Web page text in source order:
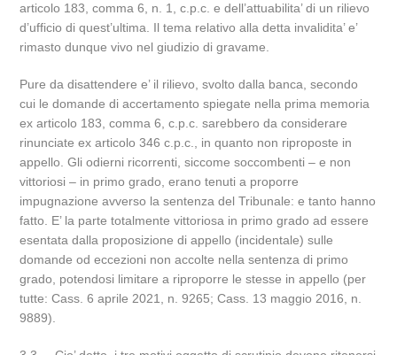
articolo 183, comma 6, n. 1, c.p.c. e dell’attuabilita’ di un rilievo
d’ufficio di quest’ultima. Il tema relativo alla detta invalidita’ e’
rimasto dunque vivo nel giudizio di gravame.
Pure da disattendere e’ il rilievo, svolto dalla banca, secondo
cui le domande di accertamento spiegate nella prima memoria
ex articolo 183, comma 6, c.p.c. sarebbero da considerare
rinunciate ex articolo 346 c.p.c., in quanto non riproposte in
appello. Gli odierni ricorrenti, siccome soccombenti – e non
vittoriosi – in primo grado, erano tenuti a proporre
impugnazione avverso la sentenza del Tribunale: e tanto hanno
fatto. E’ la parte totalmente vittoriosa in primo grado ad essere
esentata dalla proposizione di appello (incidentale) sulle
domande od eccezioni non accolte nella sentenza di primo
grado, potendosi limitare a riproporre le stesse in appello (per
tutte: Cass. 6 aprile 2021, n. 9265; Cass. 13 maggio 2016, n.
9889).